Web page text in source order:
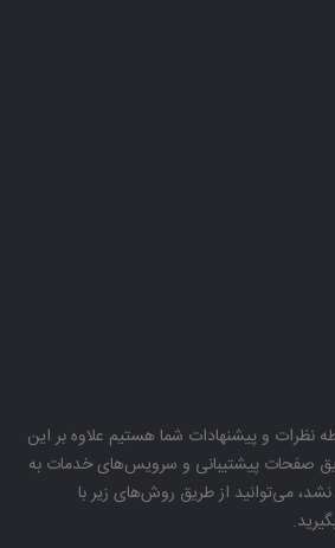
نظرات و پیشنهادات شما هستیم علاوه بر این
صفحات پیشتیبانی و سرویس‌های خدمات به
می‌توانید از طریق روش‌های زیر با